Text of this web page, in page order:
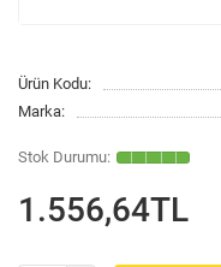
Ürün Kodu:
Marka:
1.556,64TL